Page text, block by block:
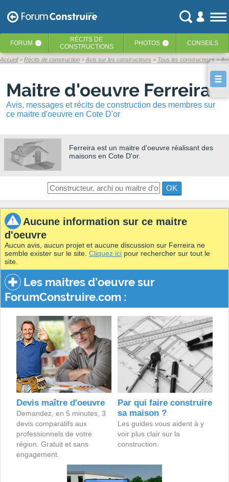
FORUM ‹ RÉCITS DE
CONSTRUCTIONS
PHOTOS ‹ CONSEILS
Accueil Récits de construction Avis sur les constructeurs Tous les constructeurs
Maitre d'oeuvre Ferreira
Avis, messages et récits de construction des membres sur
ce maitre d'oeuvre en Cote D'or
Ferreira est un maitre d'oeuvre réalisant des
maisons en Cote D'or.
OK
Aucune information sur ce maitre
d'oeuvre
Aucun avis, aucun projet et aucune discussion sur Ferreira ne
semble exister sur le site. Cliquez ici pour rechercher sur tout le
site.
Les maitres d'oeuvre sur
ForumConstruire.com :
Devis maître d'oeuvre
Demandez, en 5 minutes, 3
devis comparatifs aux
professionnels de votre
région. Gratuit et sans
engagement.
Par qui faire construire
sa maison ?
Les guides vous aident à y
voir plus clair sur la
construction.